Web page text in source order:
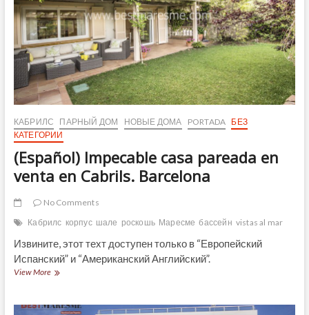
КАБРИЛС ПАРНЫЙ ДОМ НОВЫЕ ДОМА PORTADA БЕЗ
КАТЕГОРИИ
(Español) Impecable casa pareada en
venta en Cabrils. Barcelona
No Comments
Кабрилс корпус шале роскошь Маресме бассейн vistas al mar
Извините, этот техт доступен только в “Европейский
Испанский” и “Американский Английский”.
View More(Español)
pareada